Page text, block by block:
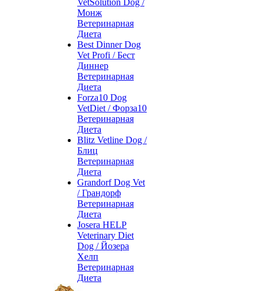
VetSolution Dog /
Монж
Ветеринарная
Диета
Best Dinner Dog
Vet Profi / Бест
Диннер
Ветеринарная
Диета
Forza10 Dog
VetDiet / Форза10
Ветеринарная
Диета
Blitz Vetline Dog /
Блиц
Ветеринарная
Диета
Grandorf Dog Vet
/ Грандорф
Ветеринарная
Диета
Josera HELP
Veterinary Diet
Dog / Йозера
Хелп
Ветеринарная
Диета